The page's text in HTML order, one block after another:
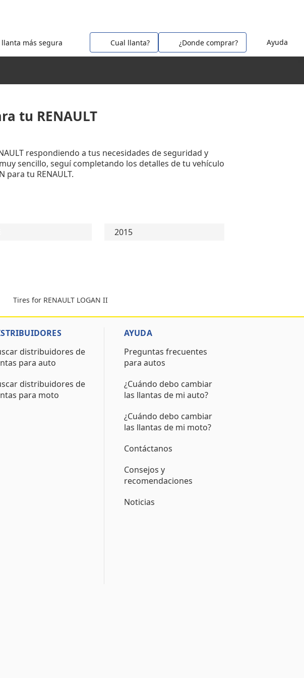
Ayuda
llanta más segura Cual llanta? ¿Donde comprar?
tu RENAULT
respondiendo a tus necesidades de seguridad y
sencillo, seguí completando los detalles de tu vehículo
tu RENAULT.
2015
Tires for RENAULT LOGAN II
distribuidores de
para auto
distribuidores de
para moto
AYUDA
Preguntas frecuentes
para autos
¿Cuándo debo cambiar
las llantas de mi auto?
¿Cuándo debo cambiar
las llantas de mi moto?
Contáctanos
Consejos y
recomendaciones
Noticias